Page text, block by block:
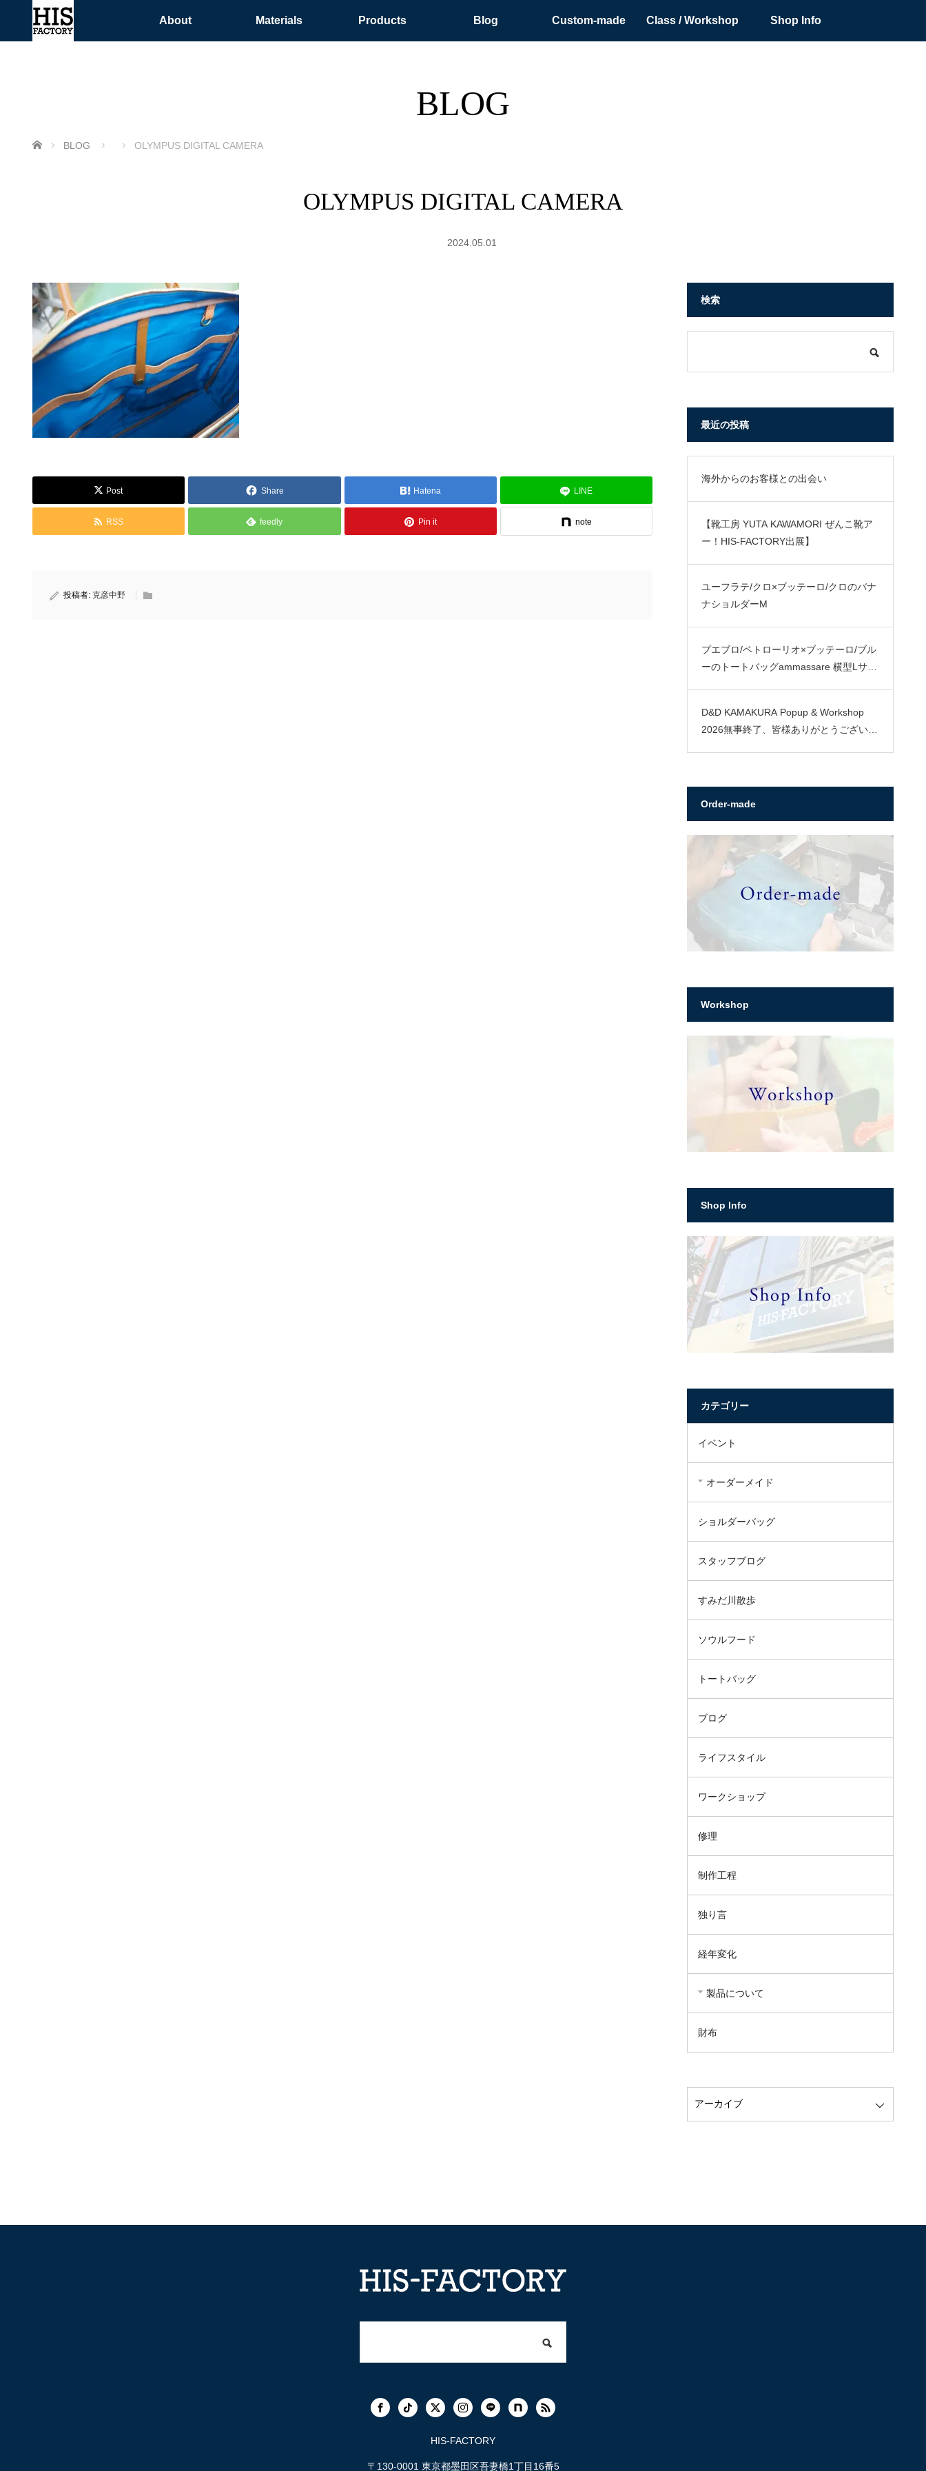
About Materials Products Blog Custom-made Class / Workshop Shop Info
BLOG
ホーム BLOG OLYMPUS DIGITAL CAMERA
OLYMPUS DIGITAL CAMERA
2024.05.01
Post Share Hatena LINE
RSS feedly Pin it note
投稿者: 克彦中野
検索
最近の投稿
海外からのお客様との出会い
【靴工房 YUTA KAWAMORI ぜんこ靴ア
ー！HIS-FACTORY出展】
ユーフラテ/クロ×ブッテーロ/クロのバナ
ナショルダーM
プエブロ/ペトローリオ×ブッテーロ/ブル
ーのトートバッグammassare 横型Lサイ
D&D KAMAKURA Popup & Workshop
2026無事終了、皆様ありがとうございま
Order-made
Workshop
Shop Info
カテゴリー
イベント
オーダーメイド
ショルダーバッグ
スタッフブログ
すみだ川散歩
ソウルフード
トートバッグ
ブログ
ライフスタイル
ワークショップ
修理
制作工程
独り言
経年変化
製品について
財布
HIS-FACTORY
〒130-0001 東京都墨田区吾妻橋1丁目16番5